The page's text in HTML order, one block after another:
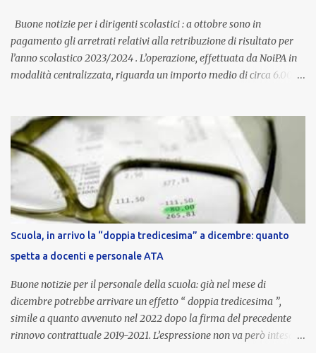
aggiornata periodicamente in base al cost...
Buone notizie per i dirigenti scolastici : a ottobre sono in
pagamento gli arretrati relativi alla retribuzione di risultato per
l’anno scolastico 2023/2024 . L’operazione, effettuata da NoiPA in
modalità centralizzata, riguarda un importo medio di circa 6.000
ordinaria di ottobre . Cos’è la retribuzione di risultato La
retribuzione di risultato rappresenta la parte variabile dello
stipendio dei dirigenti scolastici. Viene corrisposta per valorizzare
la qualità dell’attività svolta, la gestione delle risorse e il
raggiungimento degli obiettivi fissati dal Ministero dell’Istruzione
e del Merito (MIM) . Per l’anno scolastico 2023/2024, il MIM ha
completato la procedura di valutazione e trasmesso i dati a NoiPA,
che ha poi disposto la liquidazione automatica in busta paga . Gli
importi e le trattenute L’importo medio lordo riconosciuto è di 6....
Scuola, in arrivo la “doppia tredicesima” a dicembre: quanto
spetta a docenti e personale ATA
Buone notizie per il personale della scuola: già nel mese di
dicembre potrebbe arrivare un effetto “ doppia tredicesima ”,
simile a quanto avvenuto nel 2022 dopo la firma del precedente
rinnovo contrattuale 2019-2021. L’espressione non va però intesa in